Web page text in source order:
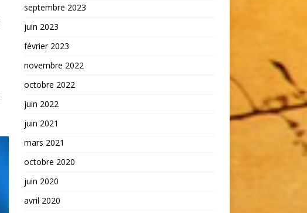
septembre 2023
juin 2023
février 2023
novembre 2022
octobre 2022
juin 2022
juin 2021
mars 2021
octobre 2020
juin 2020
avril 2020